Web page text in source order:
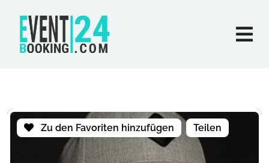
Zu den Favoriten hinzufügen Teilen